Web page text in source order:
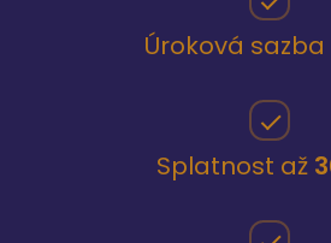
Úroková sazba
Splatnost až